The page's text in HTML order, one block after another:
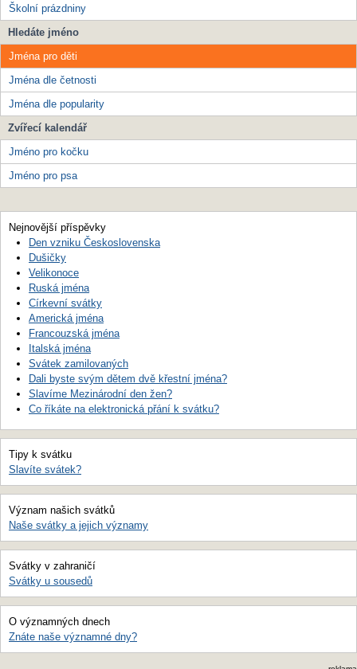
Školní prázdniny
Hledáte jméno
Jména pro děti
Jména dle četnosti
Jména dle popularity
Zvířecí kalendář
Jméno pro kočku
Jméno pro psa
Nejnovější příspěvky
Den vzniku Československa
Dušičky
Velikonoce
Ruská jména
Církevní svátky
Americká jména
Francouzská jména
Italská jména
Svátek zamilovaných
Dali byste svým dětem dvě křestní jména?
Slavíme Mezinárodní den žen?
Co říkáte na elektronická přání k svátku?
Tipy k svátku
Slavíte svátek?
Význam našich svátků
Naše svátky a jejich významy
Svátky v zahraničí
Svátky u sousedů
O významných dnech
Znáte naše významné dny?